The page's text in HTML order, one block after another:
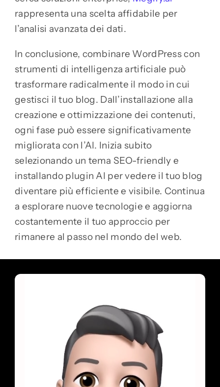
rappresenta una scelta affidabile per
l’analisi avanzata dei dati.
In conclusione, combinare WordPress con
strumenti di intelligenza artificiale può
trasformare radicalmente il modo in cui
gestisci il tuo blog. Dall’installazione alla
creazione e ottimizzazione dei contenuti,
ogni fase può essere significativamente
migliorata con l’AI. Inizia subito
selezionando un tema SEO-friendly e
installando plugin AI per vedere il tuo blog
diventare più efficiente e visibile. Continua
a esplorare nuove tecnologie e aggiorna
costantemente il tuo approccio per
rimanere al passo nel mondo del web.